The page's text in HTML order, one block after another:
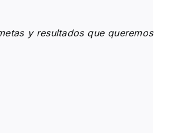
y resultados que queremos